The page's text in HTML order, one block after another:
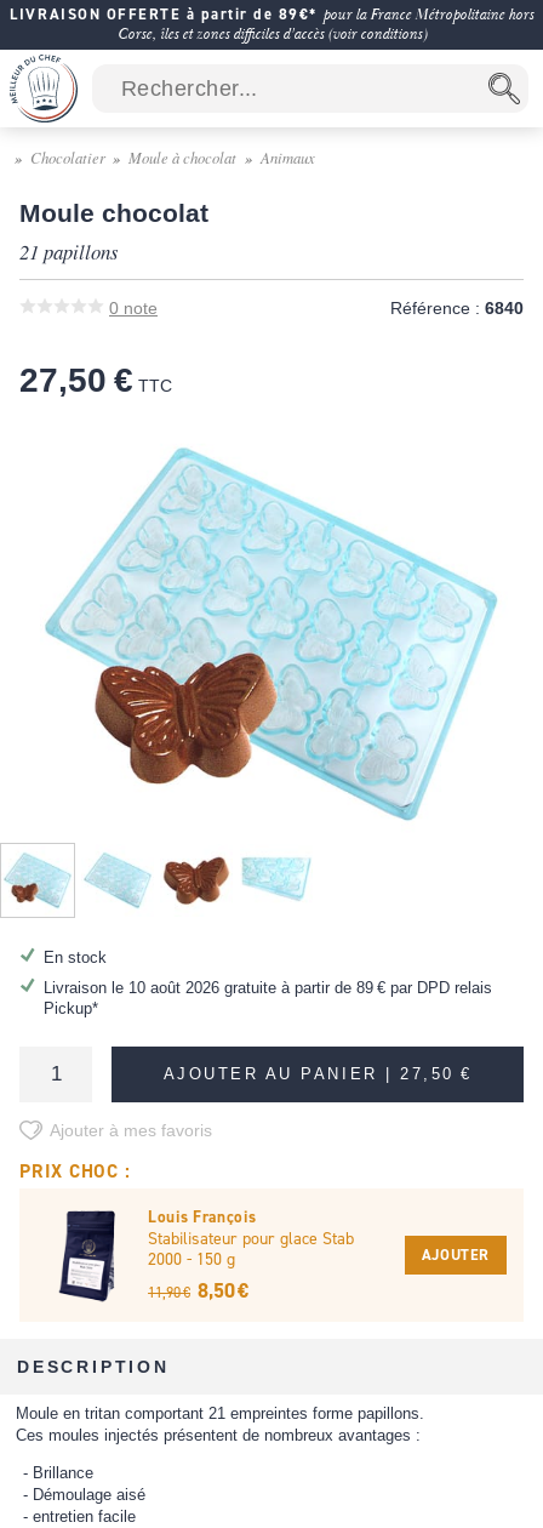
LIVRAISON OFFERTE à partir de 89€* pour la France Métropolitaine hors
Corse, îles et zones difficiles d'accès (voir conditions)
Chocolatier Moule à chocolat Animaux
Moule chocolat
21 papillons
0 note Référence : 6840
27,50 € TTC
En stock
Livraison le 10 août 2026 gratuite à partir de 89 €par DPD relais
Pickup*
AJOUTER AU PANIER | 27,50 €
Ajouter à mes favoris
PRIX CHOC :
Louis François
Stabilisateur pour glace Stab
2000 - 150 g
11,90 € 8,50 €
AJOUTER
DESCRIPTION
Moule en tritan comportant 21 empreintes forme papillons.
Ces moules injectés présentent de nombreux avantages :
Brillance
Démoulage aisé
entretien facile